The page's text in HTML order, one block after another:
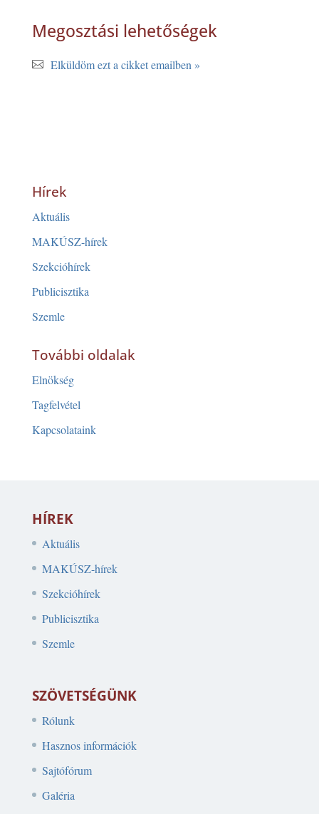
Megosztási lehetőségek
Elküldöm ezt a cikket emailben »
Hírek
Aktuális
MAKÚSZ-hírek
Szekcióhírek
Publicisztika
Szemle
További oldalak
Elnökség
Tagfelvétel
Kapcsolataink
HÍREK
Aktuális
MAKÚSZ-hírek
Szekcióhírek
Publicisztika
Szemle
SZÖVETSÉGÜNK
Rólunk
Hasznos információk
Sajtófórum
Galéria